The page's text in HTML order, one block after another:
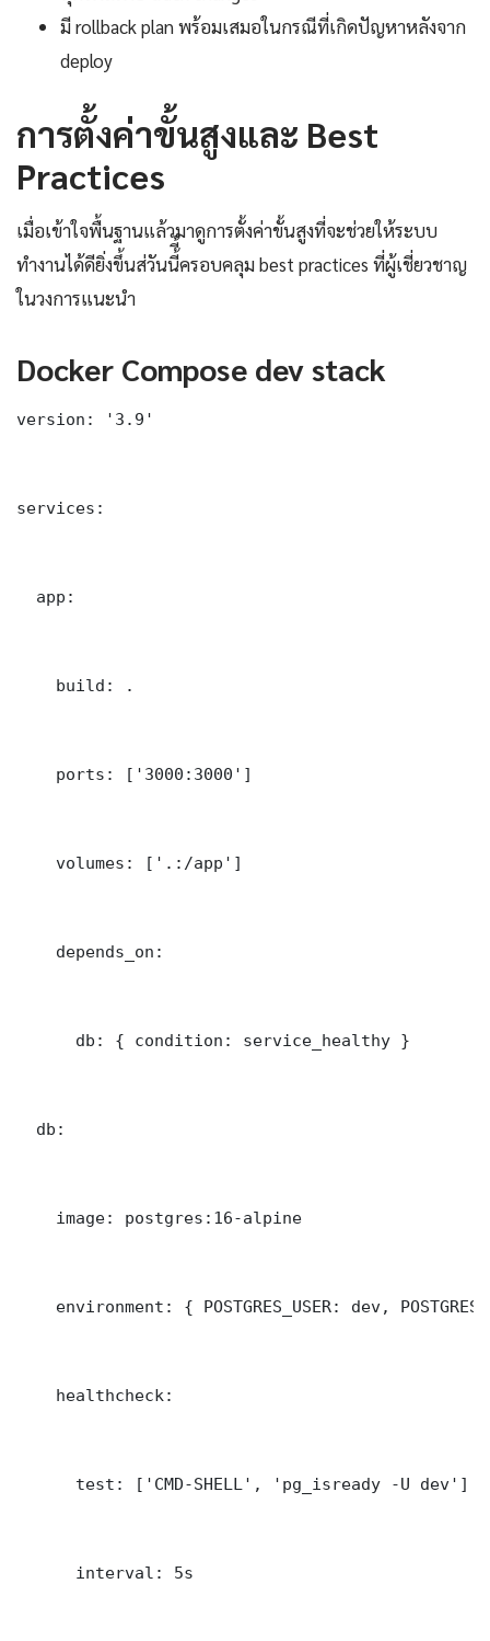
มี rollback plan พร้อมเสมอในกรณีที่เกิดปัญหาหลังจาก
deploy
การตั้งค่าขั้นสูงและ Best
Practices
เมื่อเข้าใจพื้นฐานแล้วมาดูการตั้งค่าขั้นสูงที่จะช่วยให้ระบบ
ทำงานได้ดียิ่งขึ้นส่วันนี้ี้ครอบคลุม best practices ที่ผู้เชี่ยวชาญ
ในวงการแนะนำ
Docker Compose dev stack
version: '3.9'
services:
  app:
    build: .
    ports: ['3000:3000']
    volumes: ['.:/app']
    depends_on:
      db: { condition: service_healthy }
  db:
    image: postgres:16-alpine
environment: { POSTGRES_USER: dev,
    healthcheck:
      test: ['CMD-SHELL', 'pg_isready -U dev']
      interval: 5s